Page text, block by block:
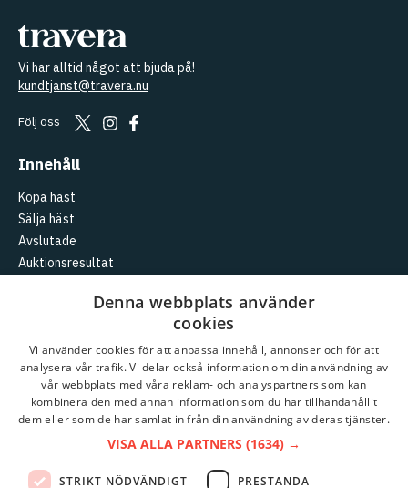
Vi har alltid något att bjuda på!
kundtjanst@travera.nu
Följ oss
Innehåll
Köpa häst
Sälja häst
Avslutade
Auktionsresultat
Skapa konto
Travera
Kundtjänst
Denna webbplats använder
cookies
Vi använder cookies för att anpassa innehåll, annonser och för att
analysera vår trafik. Vi delar också information om din användning av
vår webbplats med våra reklam- och analyspartners som kan
kombinera den med annan information som du har tillhandahållit
dem eller som de har samlat in från din användning av deras tjänster.
VISA ALLA PARTNERS (1634) →
STRIKT NÖDVÄNDIGT PRESTANDA